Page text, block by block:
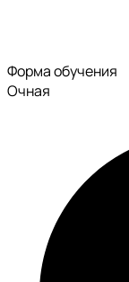
Форма обучения
Очная